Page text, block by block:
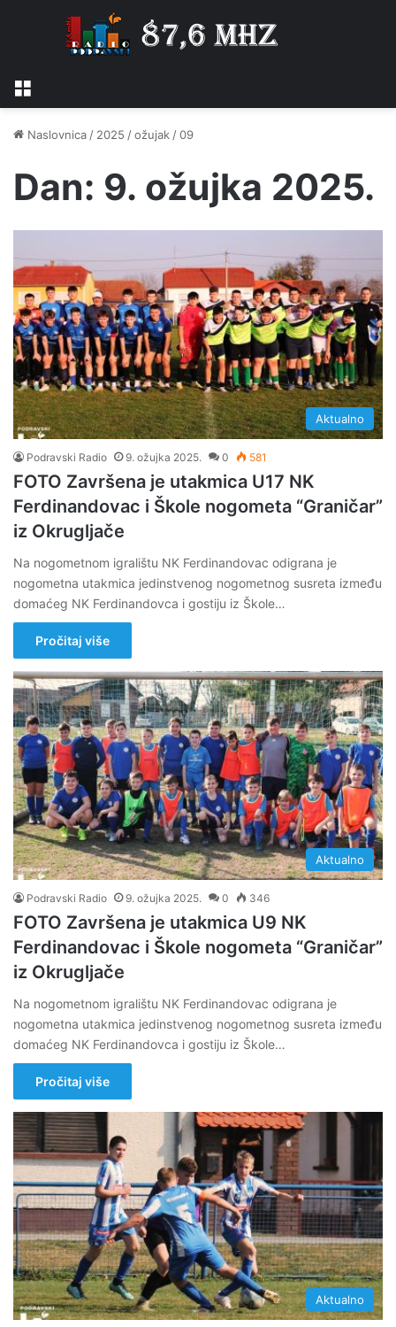
Naslovnica / 2025 /ožujak /09
Dan: 9. ožujka 2025.
Aktualno
Podravski Radio 9. ožujka 2025. 0 581
FOTO Završena je utakmica U17 NK
Ferdinandovac i Škole nogometa “Graničar”
iz Okrugljače
Na nogometnom igralištu NK Ferdinandovac odigrana je
nogometna utakmica jedinstvenog nogometnog susreta između
domaćeg NK Ferdinandovca i gostiju iz Škole…
Pročitaj više
Aktualno
Podravski Radio 9. ožujka 2025. 0 346
FOTO Završena je utakmica U9 NK
Ferdinandovac i Škole nogometa “Graničar”
iz Okrugljače
Na nogometnom igralištu NK Ferdinandovac odigrana je
nogometna utakmica jedinstvenog nogometnog susreta između
domaćeg NK Ferdinandovca i gostiju iz Škole…
Pročitaj više
Aktualno